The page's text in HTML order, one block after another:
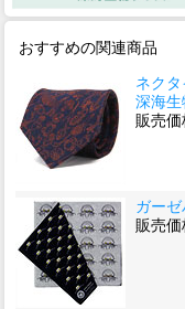
おすすめの関連商品
ネクタ
深海
販売価
ガー
販売価